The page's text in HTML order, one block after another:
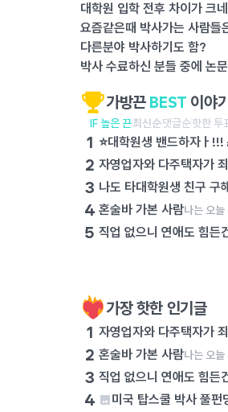
대학원 입학 전후 차이가 크네
요즘같은때 박사가는 사람들
다른분야 박사하기도 함?
박사 수료하신 분들 중에 논
가방끈BEST 이야기
IF 높은 끈최신순댓글순핫한 투
1 ⭐️대학원생 밴드하자ㅏ
2 자영업자와 다주택자가
3 나도 타대학원생 친구 구
4 혼술바 가본 사람
5 직업 없으니 연애도 힘든
가장 핫한 인기글
1 자영업자와 다주택자가
2 혼술바 가본 사람
3 직업 없으니 연애도 힘든
4 미국 탑스쿨 박사 풀